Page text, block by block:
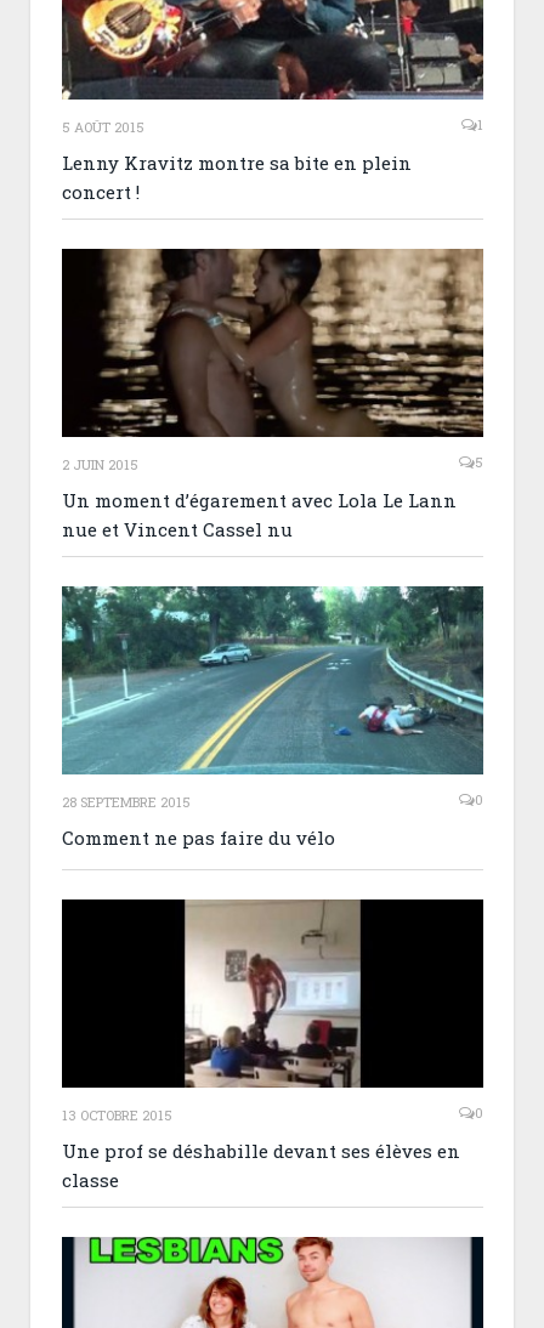
5 AOÛT 2015 1
Lenny Kravitz montre sa bite en plein
concert !
2 JUIN 2015 5
Un moment d’égarement avec Lola Le Lann
nue et Vincent Cassel nu
28 SEPTEMBRE 2015 0
Comment ne pas faire du vélo
13 OCTOBRE 2015 0
Une prof se déshabille devant ses élèves en
classe